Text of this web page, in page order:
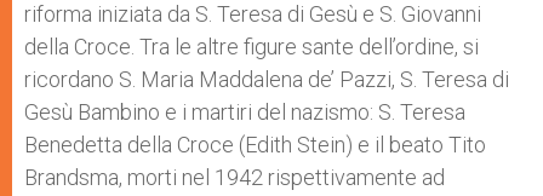
riforma iniziata da S. Teresa di Gesù e S. Giovanni
della Croce. Tra le altre figure sante dell’ordine, si
ricordano S. Maria Maddalena de’ Pazzi, S. Teresa di
Gesù Bambino e i martiri del nazismo: S. Teresa
Benedetta della Croce (Edith Stein) e il beato Tito
Brandsma, morti nel 1942 rispettivamente ad